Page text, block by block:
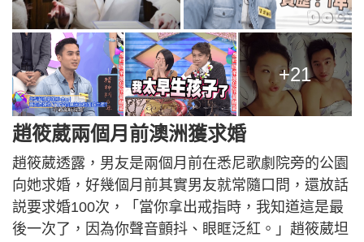
+21
趙筱葳兩個月前澳洲獲求婚
趙筱葳透露，男友是兩個月前在悉尼歌劇院旁的公園
向她求婚，好幾個月前其實男友就常隨口問，還放話
説要求婚100次，「當你拿出戒指時，我知道這是最
後一次了，因為你聲音顫抖、眼眶泛紅。」趙筱葳坦